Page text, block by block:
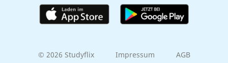
© 2026 Studyflix Impressum AGB